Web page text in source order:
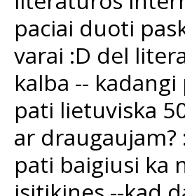
paciai duoti
varai :D del
kalba --
pati lietuviska
ar
pati baigiusi ka